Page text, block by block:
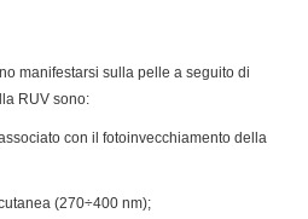
manifestarsi sulla pelle a seguito di
RUV sono:
con il fotoinvecchiamento della
(270÷400 nm);